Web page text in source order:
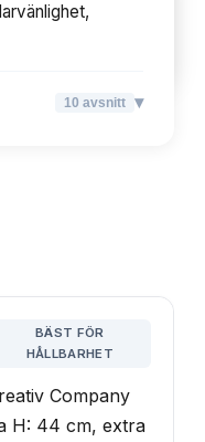
10 avsnitt ▾
BÄST FÖR
HÅLLBARHET